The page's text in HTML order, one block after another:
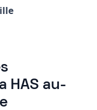
HAS au-